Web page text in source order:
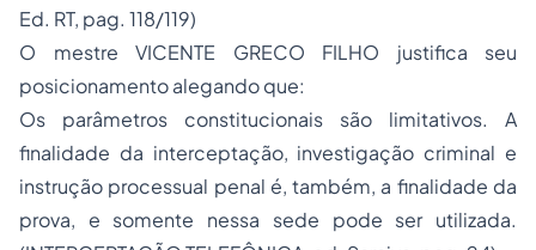
Ed. RT, pag. 118/119)
O mestre VICENTE GRECO FILHO justifica seu
posicionamento alegando que:
Os parâmetros constitucionais são limitativos. A
finalidade da interceptação, investigação criminal e
instrução processual penal é, também, a finalidade da
prova, e somente nessa sede pode ser utilizada.